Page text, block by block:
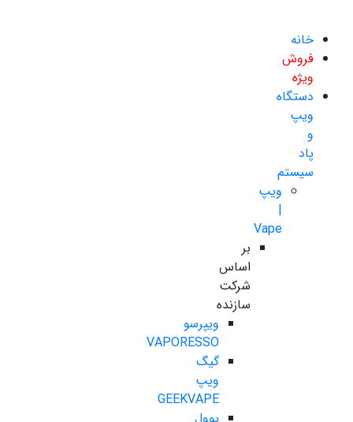
خانه
فروش
ویژه
دستگاه
ویپ
و
پاد
سیستم
ویپ
|
Vape
بر
اساس
شرکت
سازنده
ویپرسو
VAPORESSO
گیگ
ویپ
GEEKVAPE